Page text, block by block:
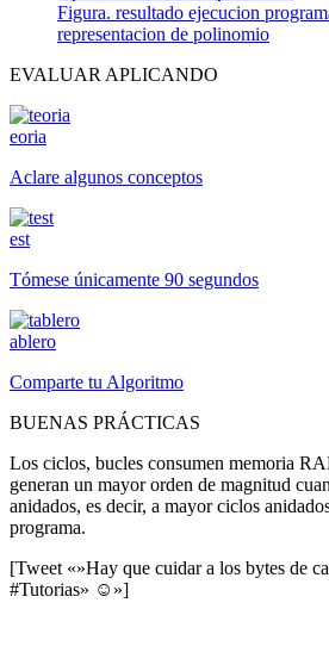
Figura. resultado ejecucion
representacion de polinomio
EVALUAR APLICANDO
eoria
Aclare algunos conceptos
est
Tómese únicamente 90 segundos
ablero
Comparte tu Algoritmo
BUENAS PRÁCTICAS
Los ciclos, bucles consumen memoria
generan un mayor orden de magnitud
anidados, es decir, a mayor ciclos
programa.
[Tweet «»Hay que cuidar a los bytes de
#Tutorias» ☺»]